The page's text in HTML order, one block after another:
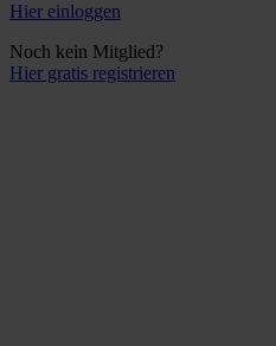
Hier einloggen
Noch kein Mitglied?
Hier gratis registrieren